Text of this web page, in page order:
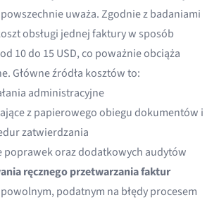
uważa. Zgodnie z badaniami
obsługi jednej faktury w sposób
10 do 15 USD, co poważnie obciąża
Główne źródła kosztów to:
administracyjne
z papierowego obiegu dokumentów i
zatwierdzania
poprawek oraz dodatkowych audytów
ręcznego przetwarzania faktur
powolnym, podatnym na błędy procesem